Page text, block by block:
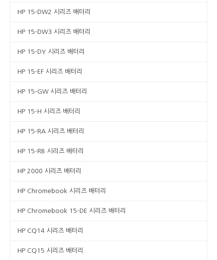
HP 15-DW2 시리즈 배터리
HP 15-DW3 시리즈 배터리
HP 15-DY 시리즈 배터리
HP 15-EF 시리즈 배터리
HP 15-GW 시리즈 배터리
HP 15-H 시리즈 배터리
HP 15-RA 시리즈 배터리
HP 15-RB 시리즈 배터리
HP 2000 시리즈 배터리
HP Chromebook 시리즈 배터리
HP Chromebook 15-DE 시리즈 배터리
HP CQ14 시리즈 배터리
HP CQ15 시리즈 배터리